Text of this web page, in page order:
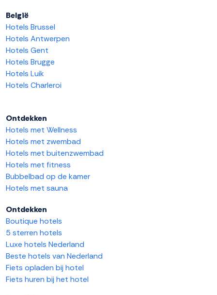
België
Hotels Brussel
Hotels Antwerpen
Hotels Gent
Hotels Brugge
Hotels Luik
Hotels Charleroi
Ontdekken
Hotels met Wellness
Hotels met zwembad
Hotels met buitenzwembad
Hotels met fitness
Bubbelbad op de kamer
Hotels met sauna
Ontdekken
Boutique hotels
5 sterren hotels
Luxe hotels Nederland
Beste hotels van Nederland
Fiets opladen bij hotel
Fiets huren bij het hotel